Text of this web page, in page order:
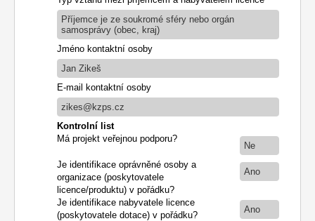
Příjemce je ze soukromé sféry nebo orgán
samosprávy (obec, kraj)
Jméno kontaktní osoby
Jan Zikeš
E-mail kontaktní osoby
zikes@kzps.cz
Kontrolní list
Má projekt veřejnou podporu?
Ne
Je identifikace oprávněné osoby a
organizace (poskytovatele
licence/produktu) v pořádku?
Ano
Je identifikace nabyvatele licence
(poskytovatele dotace) v pořádku?
Ano